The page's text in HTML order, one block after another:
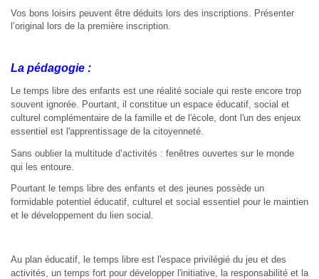
Vos bons loisirs peuvent être déduits lors des inscriptions. Présenter
l’original lors de la première inscription.
La pédagogie :
Le temps libre des enfants est une réalité sociale qui reste encore trop
souvent ignorée. Pourtant, il constitue un espace éducatif, social et
culturel complémentaire de la famille et de l'école, dont l'un des enjeux
essentiel est l'apprentissage de la citoyenneté.
Sans oublier la multitude d’activités : fenêtres ouvertes sur le monde
qui les entoure.
Pourtant le temps libre des enfants et des jeunes possède un
formidable potentiel éducatif, culturel et social essentiel pour le maintien
et le développement du lien social.
Au plan éducatif, le temps libre est l'espace privilégié du jeu et des
activités, un temps fort pour développer l'initiative, la responsabilité et la